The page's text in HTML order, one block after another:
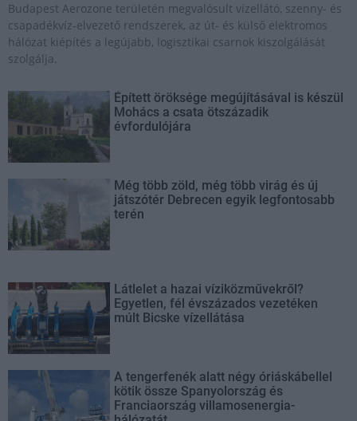
Budapest Aerozone területén megvalósult vízellátó, szenny- és
csapadékvíz-elvezető rendszerek, az út- és külső elektromos
hálózat kiépítés a legújabb, logisztikai csarnok kiszolgálását
szolgálja.
Épített öröksége megújításával is készül
Mohács a csata ötszázadik
évfordulójára
Még több zöld, még több virág és új
játszótér Debrecen egyik legfontosabb
terén
Látlelet a hazai víziközművekről?
Egyetlen, fél évszázados vezetéken
múlt Bicske vízellátása
A tengerfenék alatt négy óriáskábellel
kötik össze Spanyolország és
Franciaország villamosenergia-